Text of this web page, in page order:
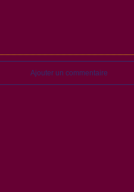
Ajouter un commentaire